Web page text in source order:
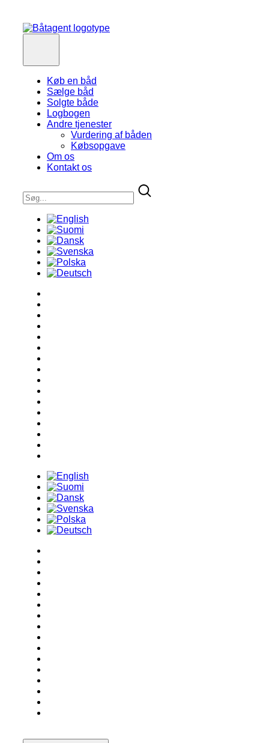
Køb en båd
Sælge båd
Solgte både
Logbogen
Andre tjenester
Vurdering af båden
Købsopgave
Om os
Kontakt os